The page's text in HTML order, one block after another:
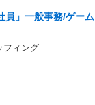
員」一般事務/ゲーム
フィング